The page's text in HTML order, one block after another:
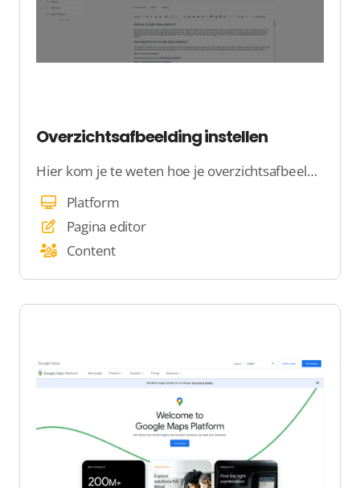
Overzichtsafbeelding instellen
Hier kom je te weten hoe je overzichtsafbeelding instelt
Platform
Pagina editor
Content